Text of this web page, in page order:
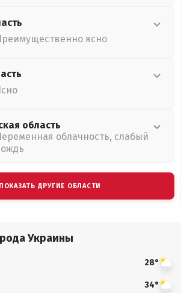
ясно
область
облачность, слабый
ПОКАЗАТЬ ДРУГИЕ ОБЛАСТИ
Украины
28°
34°